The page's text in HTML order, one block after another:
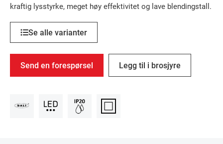
kraftig lysstyrke, meget høy effektivitet og lave blendingstall.
Se alle varianter
Send en forespørsel Legg til i brosjyre